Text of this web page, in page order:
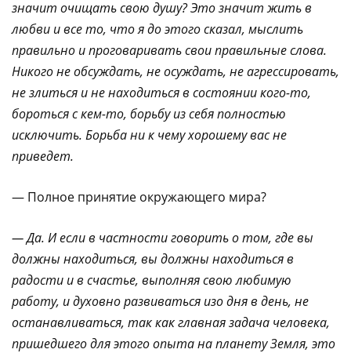
значит очищать свою душу? Это значит жить в
любви и все то, что я до этого сказал, мыслить
правильно и проговаривать свои правильные слова.
Никого не обсуждать, не осуждать, не агрессировать,
не злиться и не находиться в состоянии кого-то,
бороться с кем-то, борьбу из себя полностью
исключить. Борьба ни к чему хорошему вас не
приведет.
— Полное принятие окружающего мира?
— Да. И если в частности говорить о том, где вы
должны находиться, вы должны находиться в
радости и в счастье, выполняя свою любимую
работу, и духовно развиваться изо дня в день, не
останавливаться, так как главная задача человека,
пришедшего для этого опыта на планету Земля, это